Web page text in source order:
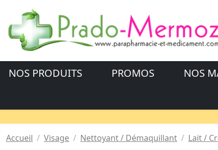
NOS PRODUITS PROMOS NOS
Accueil Visage Nettoyant / Démaquillant Lait /